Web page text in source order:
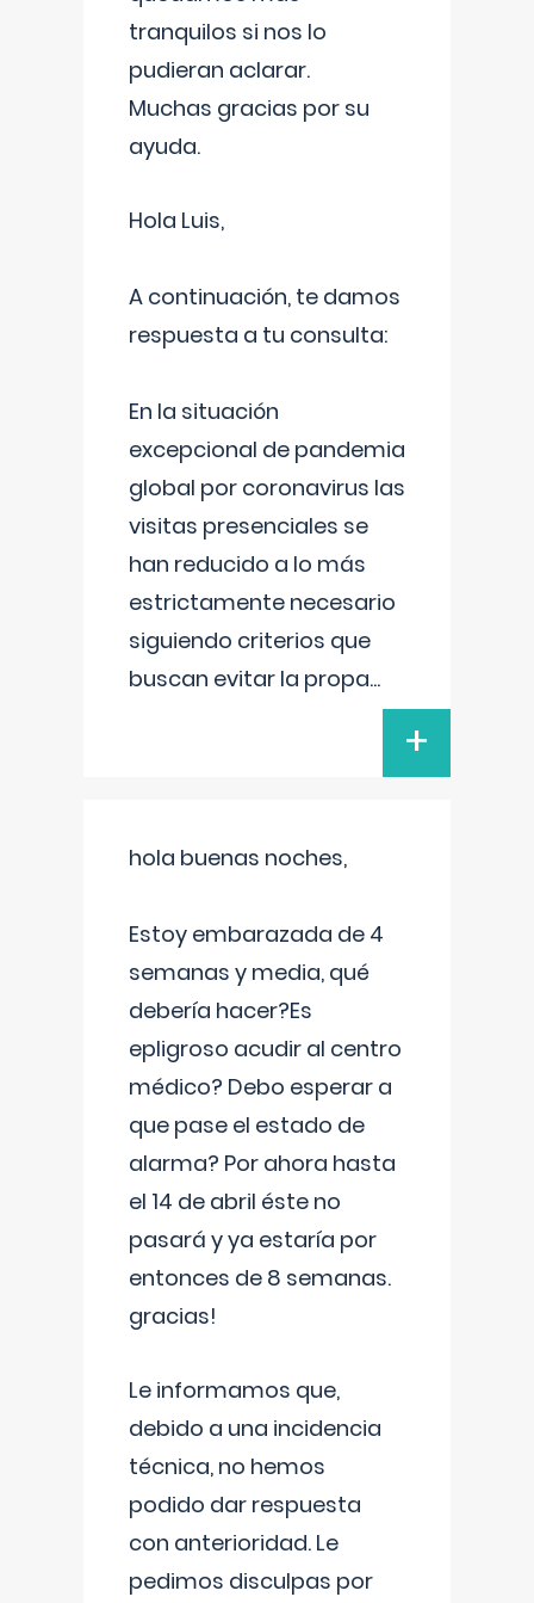
tranquilos si nos lo
pudieran aclarar.
Muchas gracias por su
ayuda.
Hola Luis,
A continuación, te damos
respuesta a tu consulta:
En la situación
excepcional de pandemia
global por coronavirus las
visitas presenciales se
han reducido a lo más
estrictamente necesario
siguiendo criterios que
buscan evitar la propa...
+
hola buenas noches,
Estoy embarazada de 4
semanas y media, qué
debería hacer?Es
epligroso acudir al centro
médico? Debo esperar a
que pase el estado de
alarma? Por ahora hasta
el 14 de abril éste no
pasará y ya estaría por
entonces de 8 semanas.
gracias!
Le informamos que,
debido a una incidencia
técnica, no hemos
podido dar respuesta
con anterioridad. Le
pedimos disculpas por